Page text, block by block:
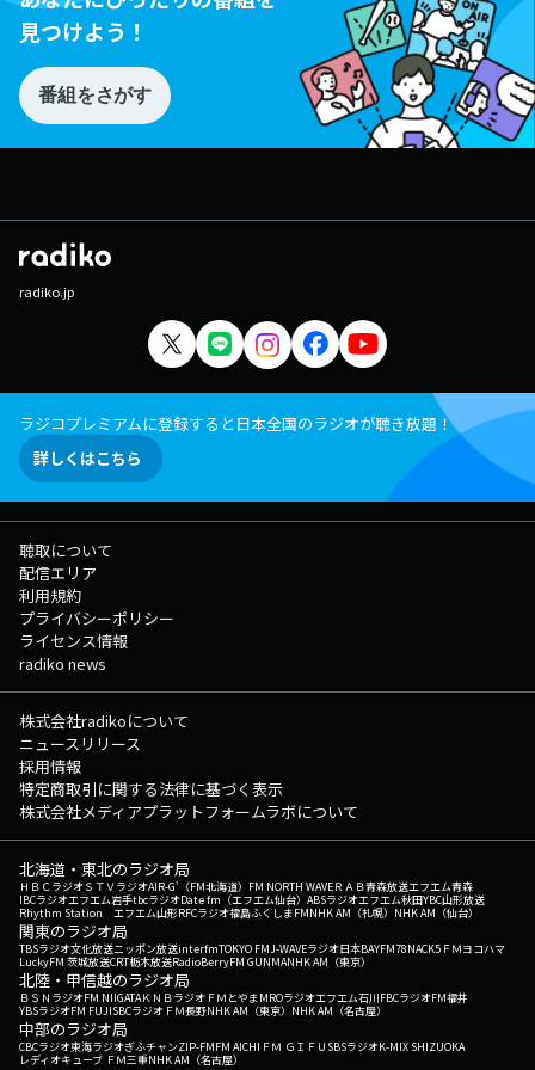
見つけよう！
番組をさがす
radiko.jp
ラジコプレミアムに登録すると日本全国のラジオが聴き放題！
詳しくはこちら
聴取について
配信エリア
利用規約
プライバシーポリシー
ライセンス情報
radiko news
株式会社radikoについて
ニュースリリース
採用情報
特定商取引に関する法律に基づく表示
株式会社メディアプラットフォームラボについて
北海道・東北のラジオ局
ＨＢＣラジオＳＴＶラジオAIR-G'（FM北海道） FM NORTH WAVEＲＡＢ青森放送エフエム青森
IBCラジオエフエム岩手tbcラジオDate fm（エフエム仙台） ABSラジオエフエム秋田YBC山形放送
Rhythm Station エフエム山形RFCラジオ福島ふくしまFMNHK AM（札幌） NHK AM（仙台）
関東のラジオ局
TBSラジオ文化放送ニッポン放送interfmTOKYO FMJ-WAVEラジオ日本BAYFM78NACK5 ＦＭヨコハマ
LuckyFM 茨城放送CRT栃木放送RadioBerryFM GUNMANHK AM（東京）
北陸・甲信越のラジオ局
ＢＳＮラジオFM NIIGATAＫＮＢラジオ ＦＭとやまMROラジオエフエム石川FBCラジオFM福井
YBSラジオFM FUJISBCラジオ ＦＭ長野NHK AM（東京） NHK AM（名古屋）
中部のラジオ局
CBCラジオ東海ラジオぎふチャンZIP-FMFM AICHI ＦＭ ＧＩＦＵ SBSラジオK-MIX SHIZUOKA
レディオキューブ ＦＭ三重NHK AM（名古屋）